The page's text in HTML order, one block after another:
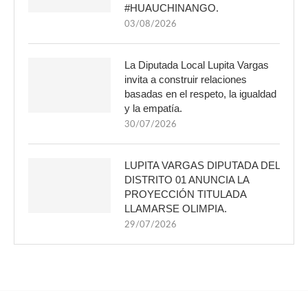
#HUAUCHINANGO.
03/08/2026
La Diputada Local Lupita Vargas
invita a construir relaciones
basadas en el respeto, la igualdad
y la empatía.
30/07/2026
LUPITA VARGAS DIPUTADA DEL
DISTRITO 01 ANUNCIA LA
PROYECCIÓN TITULADA
LLAMARSE OLIMPIA.
29/07/2026